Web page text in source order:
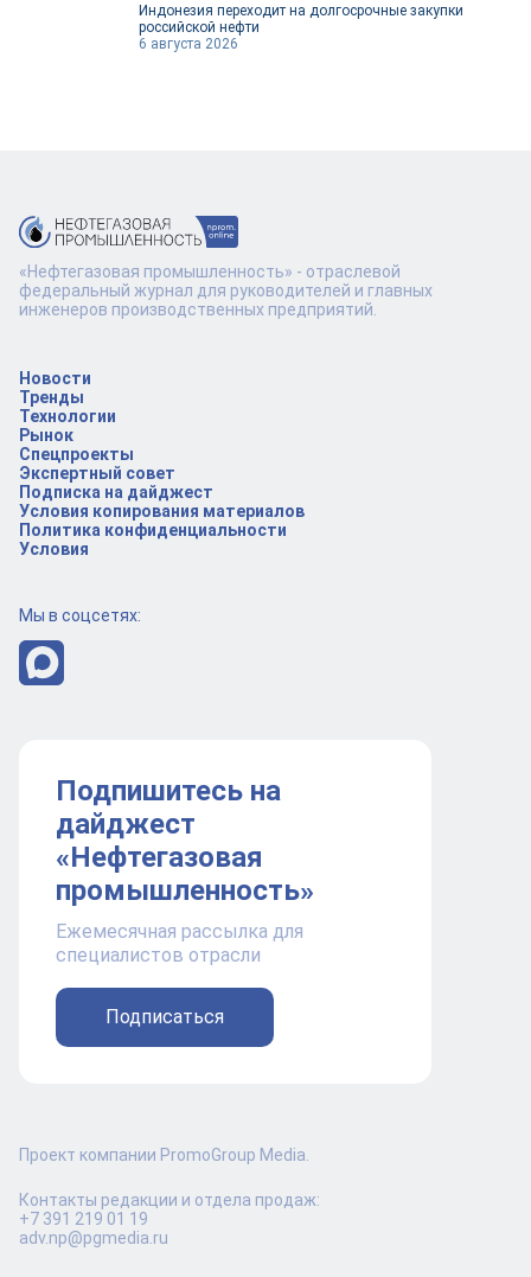
Индонезия переходит на долгосрочные закупки
российской нефти
6 августа 2026
Новости
Тренды
Технологии
Рынок
Спецпроекты
Экспертный совет
Подписка на дайджест
Условия копирования материалов
Политика конфиденциальности
Условия
Мы в соцсетях:
Подпишитесь на
дайджест
«Нефтегазовая
промышленность»
Ежемесячная рассылка для
специалистов отрасли
Подписаться
«Нефтегазовая промышленность» - отраслевой
федеральный журнал для руководителей и главных
инженеров производственных предприятий.
Проект компании PromoGroup Media.
Контакты редакции и отдела продаж:
+7 391 219 01 19
adv.np@pgmedia.ru